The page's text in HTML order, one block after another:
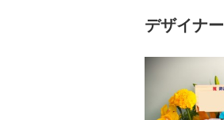
デザイナー